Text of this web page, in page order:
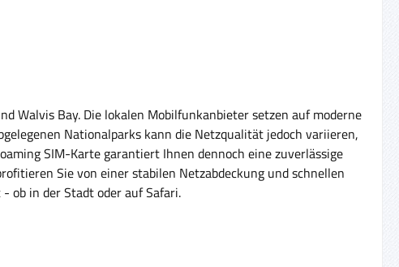
Walvis Bay. Die lokalen Mobilfunkanbieter setzen auf moderne
Nationalparks kann die Netzqualität jedoch variieren,
SIM-Karte garantiert Ihnen dennoch eine zuverlässige
Sie von einer stabilen Netzabdeckung und schnellen
ob in der Stadt oder auf Safari.